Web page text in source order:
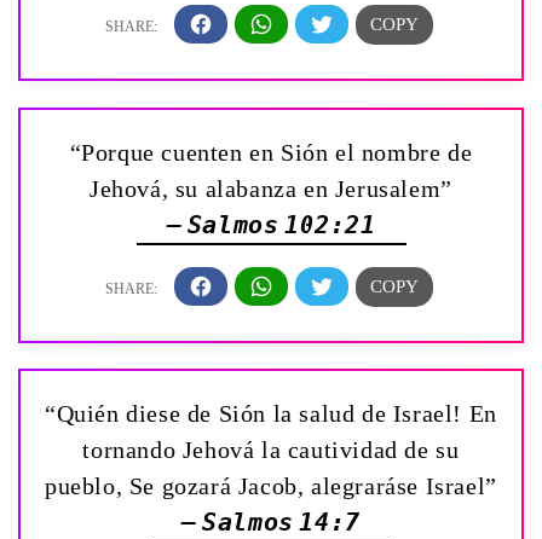
“Porque cuenten en Sión el nombre de
Jehová, su alabanza en Jerusalem”
— Salmos 102:21
“Quién diese de Sión la salud de Israel! En
tornando Jehová la cautividad de su
pueblo, Se gozará Jacob, alegraráse Israel”
— Salmos 14:7